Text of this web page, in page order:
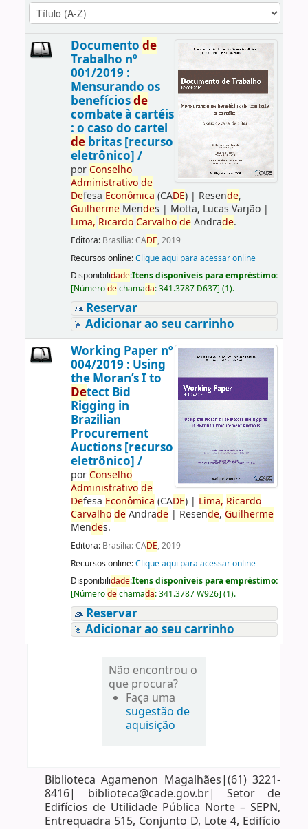
Documento de
Trabalho nº
001/2019 :
Mensurando os
benefíciosde
combate à cartéis
: o caso do cartel
debritas [recurso
eletrônico] /
porConselho
Administrativo de
Defesa Econômica (CADE)| Resende,
GuilhermeMendes | Motta, Lucas Varjão|
Lima, Ricardo Carvalho deAndrade.
Editora: Brasília: CADE, 2019
Recursos online:Clique aqui para acessar online
Disponibilidade:Itens disponíveis para empréstimo:
[Númerodechamada:341.3787 D637] (1).
Reservar
Adicionar ao seu carrinho
Working Paper nº
004/2019 : Using
the Moran’s I to
Detect Bid
Rigging in
Brazilian
Procurement
Auctions [recurso
eletrônico] /
porConselho
Administrativo de
Defesa Econômica (CADE)| Lima, Ricardo
Carvalho deAndrade| Resende, Guilherme
Mendes.
Editora: Brasília: CADE, 2019
Recursos online:Clique aqui para acessar online
Disponibilidade:Itens disponíveis para empréstimo:
[Númerodechamada:341.3787 W926] (1).
Reservar
Adicionar ao seu carrinho
Não encontrou o
que procura?
Faça uma
sugestão de
aquisição
Biblioteca Agamenon Magalhães|(61) 3221-
8416| biblioteca@cade.gov.br| Setor de
Edifícios de Utilidade Pública Norte – SEPN,
Entrequadra 515, Conjunto D, Lote 4, Edifício